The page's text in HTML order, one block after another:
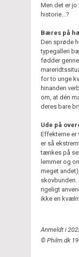
Men det er jo
historie...?
Bæres på
Den sprøde
typegalleri
fødder
for to unge
hinanden
om, at dén
deres bare
Ude på
Effekterne er
er så
tænkes på
lemmer og
meget
skovbunden.
rigeligt
ikke en
Anmeldt i
© Philm.dk